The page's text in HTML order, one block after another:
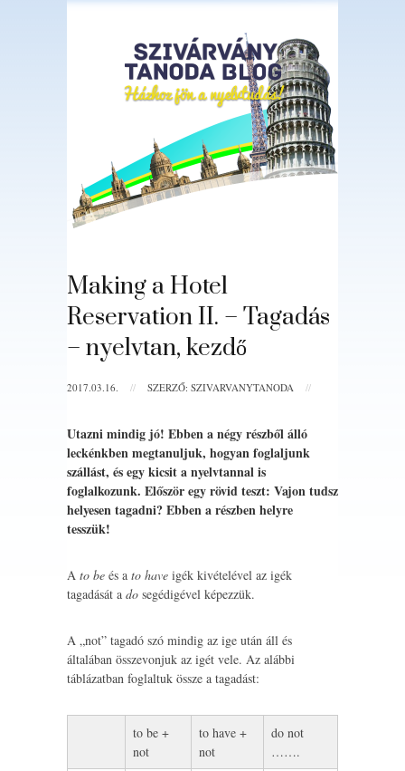
Making a Hotel
Reservation II. – Tagadás
– nyelvtan, kezdő
2017.03.16. // SZERZŐ: SZIVARVANYTANODA //
Utazni mindig jó! Ebben a négy részből álló
leckénkben megtanuljuk, hogyan foglaljunk
szállást, és egy kicsit a nyelvtannal is
foglalkozunk. Először egy rövid teszt: Vajon tudsz
helyesen tagadni? Ebben a részben helyre
tesszük!
A to be és a to have igék kivételével az igék
tagadását a do segédigével képezzük.
A „not” tagadó szó mindig az ige után áll és
általában összevonjuk az igét vele. Az alábbi
táblázatban foglaltuk össze a tagadást:
to be +
not
to have +
not
do not
…….